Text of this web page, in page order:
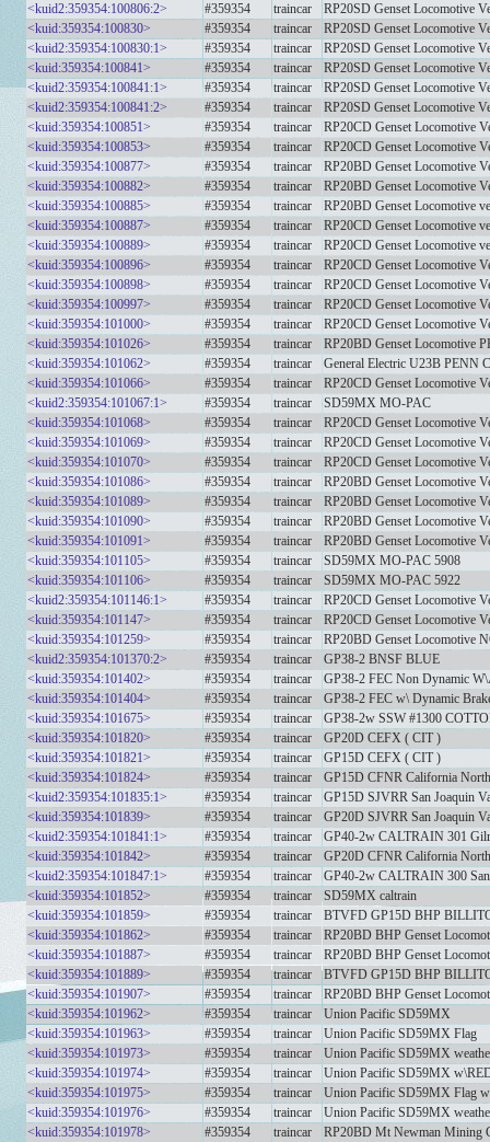
<kuid2:359354:100806:2>
#359354 traincar
RP20SD Genset Locomotive
<kuid:359354:100830>
#359354 traincar
RP20SD Genset Locomotive
<kuid2:359354:100830:1>
#359354 traincar
RP20SD Genset Locomotive
<kuid:359354:100841>
#359354 traincar
RP20SD Genset Locomotive
<kuid2:359354:100841:1>
#359354 traincar
RP20SD Genset Locomotive
<kuid2:359354:100841:2>
#359354 traincar
RP20SD Genset Locomotive
<kuid:359354:100851>
#359354 traincar
RP20CD Genset Locomotive
<kuid:359354:100853>
#359354 traincar
RP20CD Genset Locomotive
<kuid:359354:100877>
#359354 traincar
RP20BD Genset Locomotive
<kuid:359354:100882>
#359354 traincar
RP20BD Genset Locomotive
<kuid:359354:100885>
#359354 traincar
RP20BD Genset Locomotive
<kuid:359354:100887>
#359354 traincar
RP20CD Genset Locomotive
<kuid:359354:100889>
#359354 traincar
RP20CD Genset Locomotive
<kuid:359354:100896>
#359354 traincar
RP20CD Genset Locomotive
<kuid:359354:100898>
#359354 traincar
RP20CD Genset Locomotive
<kuid:359354:100997>
#359354 traincar
RP20CD Genset Locomotive
<kuid:359354:101000>
#359354 traincar
RP20CD Genset Locomotive
<kuid:359354:101026>
#359354 traincar
RP20BD Genset Locomotive
<kuid:359354:101062>
#359354 traincar
General Electric U23B PENN
<kuid:359354:101066>
#359354 traincar
RP20CD Genset Locomotive
<kuid2:359354:101067:1>
#359354 traincar
SD59MX MO-PAC
<kuid:359354:101068>
#359354 traincar
RP20CD Genset Locomotive
<kuid:359354:101069>
#359354 traincar
RP20CD Genset Locomotive
<kuid:359354:101070>
#359354 traincar
RP20CD Genset Locomotive
<kuid:359354:101086>
#359354 traincar
RP20BD Genset Locomotive
<kuid:359354:101089>
#359354 traincar
RP20BD Genset Locomotive
<kuid:359354:101090>
#359354 traincar
RP20BD Genset Locomotive
<kuid:359354:101091>
#359354 traincar
RP20BD Genset Locomotive
<kuid:359354:101105>
#359354 traincar
SD59MX MO-PAC 5908
<kuid:359354:101106>
#359354 traincar
SD59MX MO-PAC 5922
<kuid2:359354:101146:1>
#359354 traincar
RP20CD Genset Locomotive
<kuid:359354:101147>
#359354 traincar
RP20CD Genset Locomotive
<kuid:359354:101259>
#359354 traincar
RP20BD Genset Locomotive
<kuid2:359354:101370:2>
#359354 traincar
GP38-2 BNSF BLUE
<kuid:359354:101402>
#359354 traincar
GP38-2 FEC Non Dynamic
<kuid:359354:101404>
#359354 traincar
GP38-2 FEC w\ Dynamic
<kuid:359354:101675>
#359354 traincar
GP38-2w SSW #1300
<kuid:359354:101820>
#359354 traincar
GP20D CEFX ( CIT )
<kuid:359354:101821>
#359354 traincar
GP15D CEFX ( CIT )
<kuid:359354:101824>
#359354 traincar
GP15D CFNR California
<kuid2:359354:101835:1>
#359354 traincar
GP15D SJVRR San Joaquin
<kuid:359354:101839>
#359354 traincar
GP20D SJVRR San Joaquin
<kuid2:359354:101841:1>
#359354 traincar
GP40-2w CALTRAIN 301
<kuid:359354:101842>
#359354 traincar
GP20D CFNR California
<kuid2:359354:101847:1>
#359354 traincar
GP40-2w CALTRAIN 300 San
<kuid:359354:101852>
#359354 traincar
SD59MX caltrain
<kuid:359354:101859>
#359354 traincar
BTVFD GP15D BHP
<kuid:359354:101862>
#359354 traincar
RP20BD BHP Genset
<kuid:359354:101887>
#359354 traincar
RP20BD BHP Genset
<kuid:359354:101889>
#359354 traincar
BTVFD GP15D BHP
<kuid:359354:101907>
#359354 traincar
RP20BD BHP Genset
<kuid:359354:101962>
#359354 traincar
Union Pacific SD59MX
<kuid:359354:101963>
#359354 traincar
Union Pacific SD59MX Flag
<kuid:359354:101973>
#359354 traincar
Union Pacific SD59MX
<kuid:359354:101974>
#359354 traincar
Union Pacific SD59MX
<kuid:359354:101975>
#359354 traincar
Union Pacific SD59MX Flag
<kuid:359354:101976>
#359354 traincar
Union Pacific SD59MX
<kuid:359354:101978>
#359354 traincar
RP20BD Mt Newman Mining